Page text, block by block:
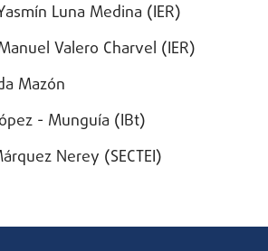
Luna Medina (IER)
Valero Charvel (IER)
Mazón
- Munguía (IBt)
Nerey (SECTEI)